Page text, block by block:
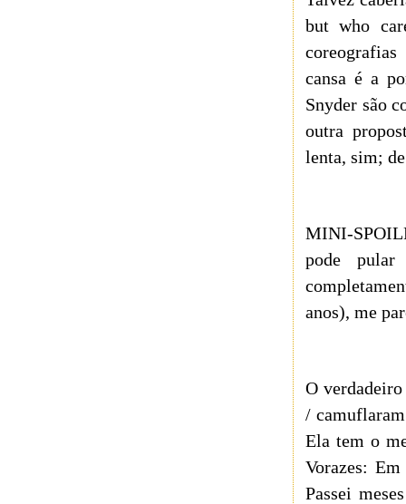
but who
cansa é a
Snyder são
outra
lenta, sim;
MINI-
pode
anos), me
O
/
Ela tem o
Vorazes:
Passei